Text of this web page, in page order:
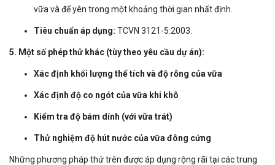
vữa và để yên trong một khoảng thời gian nhất định.
Tiêu chuẩn áp dụng: TCVN 3121-5:2003.
5. Một số phép thử khác (tùy theo yêu cầu dự án):
Xác định khối lượng thể tích và độ rỗng của vữa
Xác định độ co ngót của vữa khi khô
Kiểm tra độ bám dính (với vữa trát)
Thử nghiệm độ hút nước của vữa đông cứng
Những phương pháp thử trên được áp dụng rộng rãi tại các trung